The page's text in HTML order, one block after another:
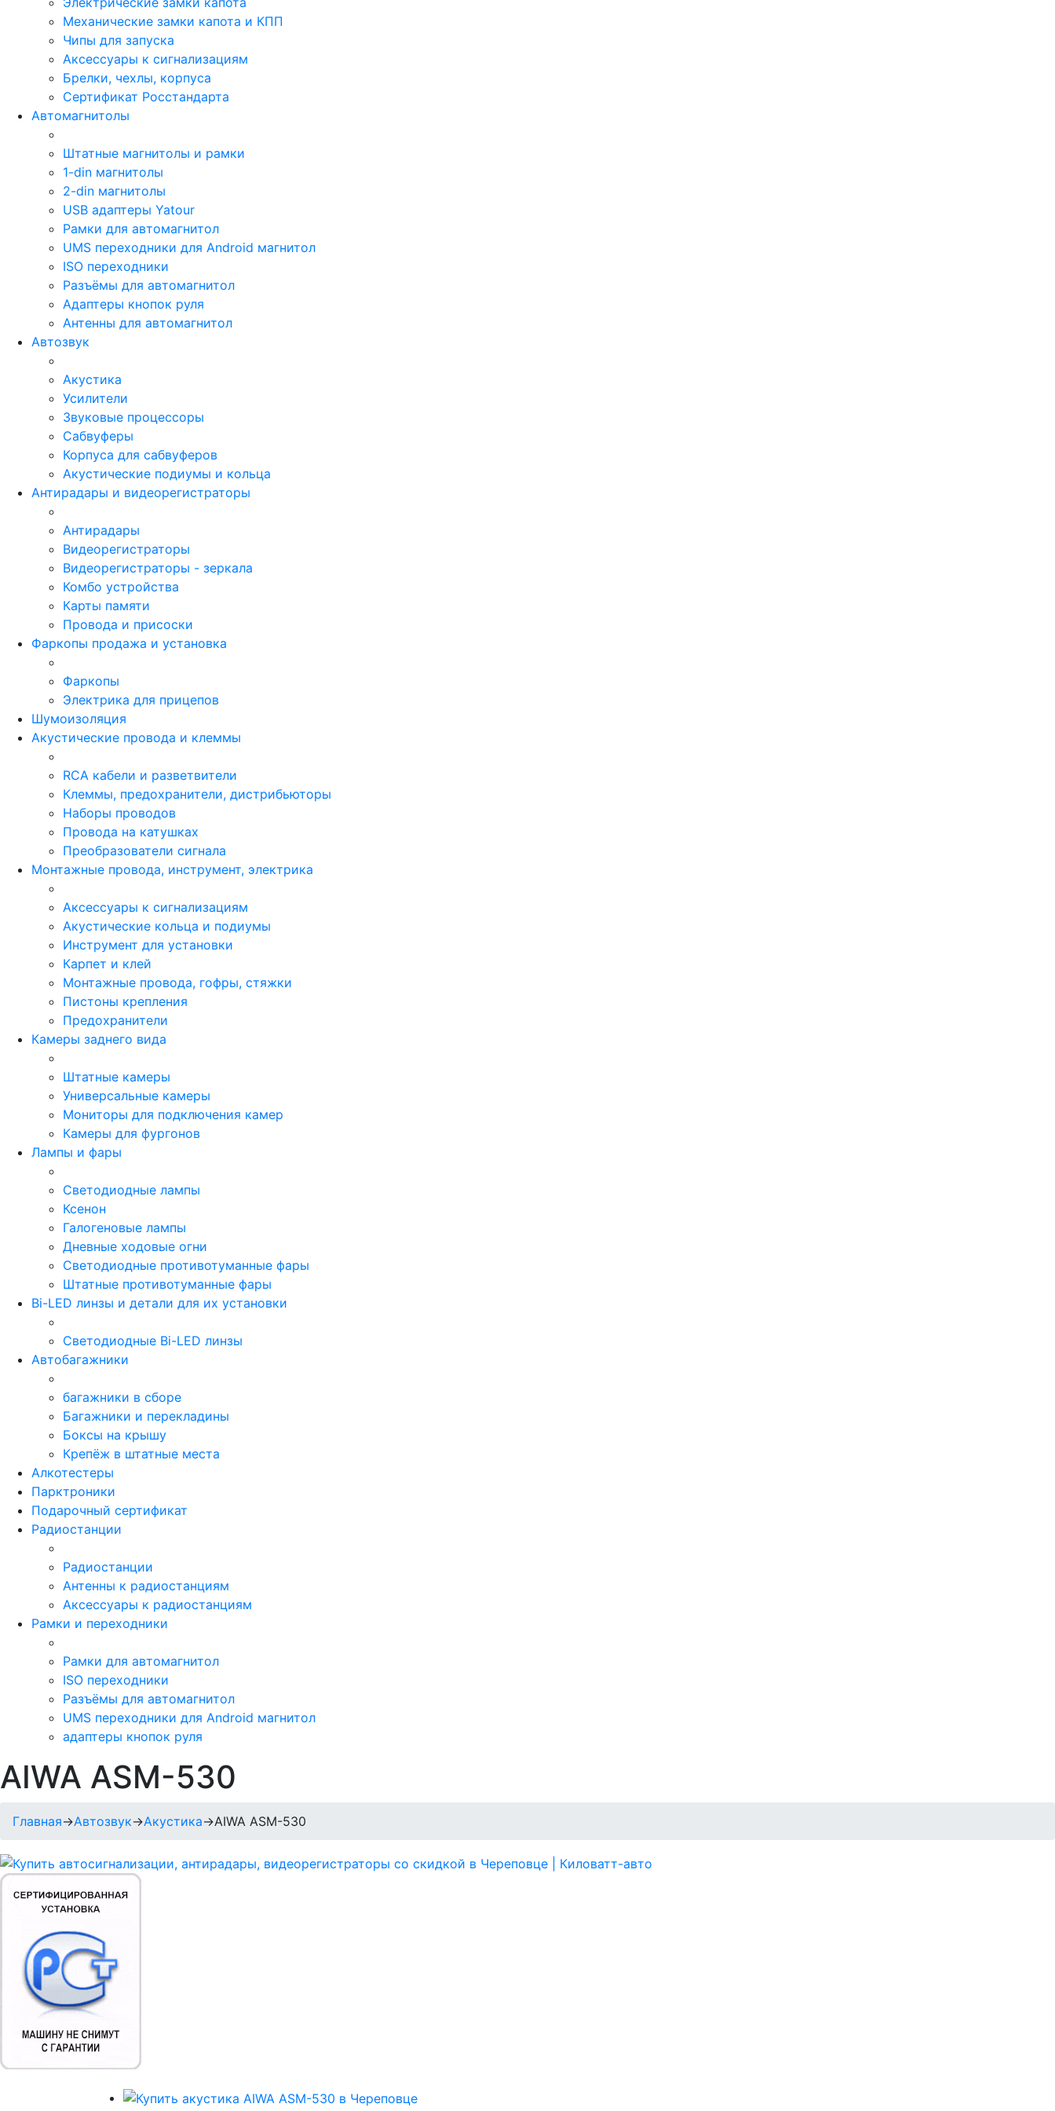
Механические замки капота и КПП
Чипы для запуска
Аксессуары к сигнализациям
Брелки, чехлы, корпуса
Сертификат Росстандарта
Автомагнитолы
Штатные магнитолы и рамки
1-din магнитолы
2-din магнитолы
USB адаптеры Yatour
Рамки для автомагнитол
UMS переходники для Android магнитол
ISO переходники
Разъёмы для автомагнитол
Адаптеры кнопок руля
Антенны для автомагнитол
Автозвук
Акустика
Усилители
Звуковые процессоры
Сабвуферы
Корпуса для сабвуферов
Акустические подиумы и кольца
Антирадары и видеорегистраторы
Антирадары
Видеорегистраторы
Видеорегистраторы - зеркала
Комбо устройства
Карты памяти
Провода и присоски
Фаркопы продажа и установка
Фаркопы
Электрика для прицепов
Шумоизоляция
Акустические провода и клеммы
RCA кабели и разветвители
Клеммы, предохранители, дистрибьюторы
Наборы проводов
Провода на катушках
Преобразователи сигнала
Монтажные провода, инструмент, электрика
Аксессуары к сигнализациям
Акустические кольца и подиумы
Инструмент для установки
Карпет и клей
Монтажные провода, гофры, стяжки
Пистоны крепления
Предохранители
Камеры заднего вида
Штатные камеры
Универсальные камеры
Мониторы для подключения камер
Камеры для фургонов
Лампы и фары
Светодиодные лампы
Ксенон
Галогеновые лампы
Дневные ходовые огни
Светодиодные противотуманные фары
Штатные противотуманные фары
Bi-LED линзы и детали для их установки
Светодиодные Bi-LED линзы
Автобагажники
багажники в сборе
Багажники и перекладины
Боксы на крышу
Крепёж в штатные места
Алкотестеры
Парктроники
Подарочный сертификат
Радиостанции
Радиостанции
Антенны к радиостанциям
Аксессуары к радиостанциям
Рамки и переходники
Рамки для автомагнитол
ISO переходники
Разъёмы для автомагнитол
UMS переходники для Android магнитол
адаптеры кнопок руля
AIWA ASM-530
Главная→Автозвук→Акустика→AIWA ASM-530